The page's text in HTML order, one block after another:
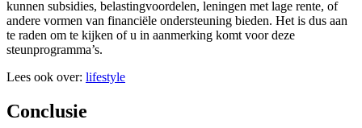
kunnen subsidies, belastingvoordelen, leningen met lage rente, of
andere vormen van financiële ondersteuning bieden. Het is dus aan
te raden om te kijken of u in aanmerking komt voor deze
steunprogramma’s.
Lees ook over: lifestyle
Conclusie